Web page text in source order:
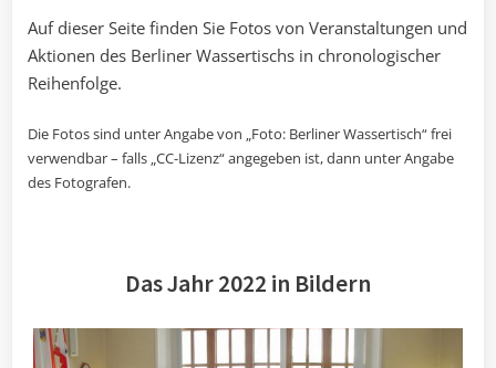
Auf dieser Seite finden Sie Fotos von Veranstaltungen und
Aktionen des Berliner Wassertischs in chronologischer
Reihenfolge.
Die Fotos sind unter Angabe von „Foto: Berliner Wassertisch“ frei
verwendbar – falls „CC-Lizenz“ angegeben ist, dann unter Angabe
des Fotografen.
Das Jahr 2022 in Bildern